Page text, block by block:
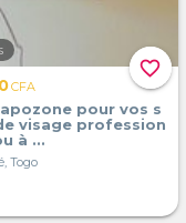
favorite_border
CFA
pour vos s
visage profession
à ...
Togo